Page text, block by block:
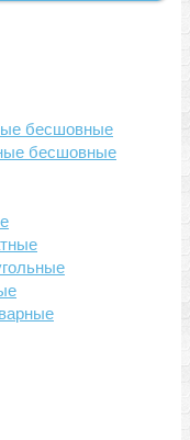
бесшовные
бесшовные